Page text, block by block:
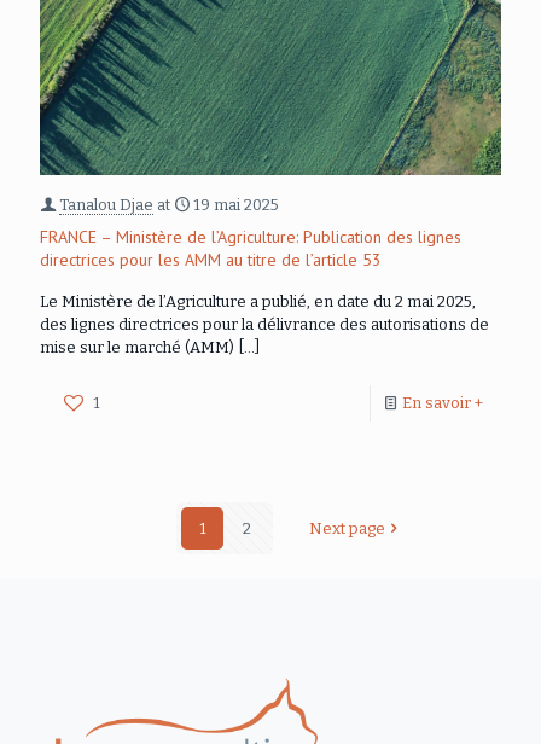
Tanalou Djae at 19 mai 2025
FRANCE – Ministère de l’Agriculture: Publication des lignes
directrices pour les AMM au titre de l’article 53
Le Ministère de l’Agriculture a publié, en date du 2 mai 2025,
des lignes directrices pour la délivrance des autorisations de
mise sur le marché (AMM)
1 En savoir +
1 2 Next page